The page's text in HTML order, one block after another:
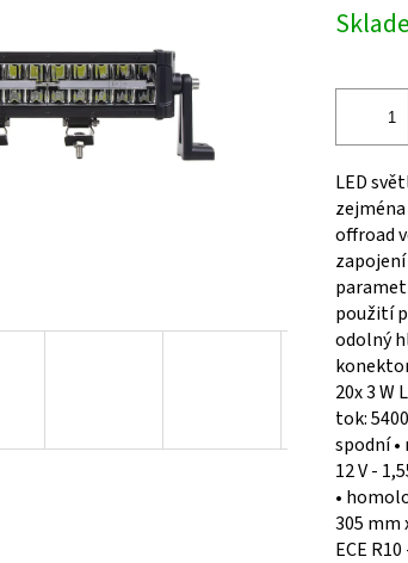
cena:
LED
offroad
použití
odolný
20x 3 W
tok:
spodní •
12 V -
•
305 mm
ECE